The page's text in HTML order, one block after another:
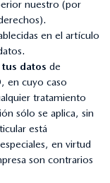
nuestro (por
en el artículo
datos de
en cuyo caso
tratamiento
sólo se aplica, sin
está
en virtud
son contrarios